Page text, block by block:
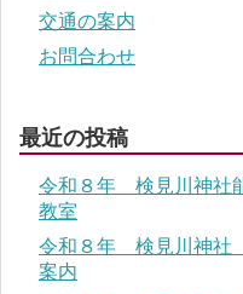
交通の案内
お問合わせ
最近の投稿
令和８年 検見川神社
教室
令和８年 検見川神社
案内